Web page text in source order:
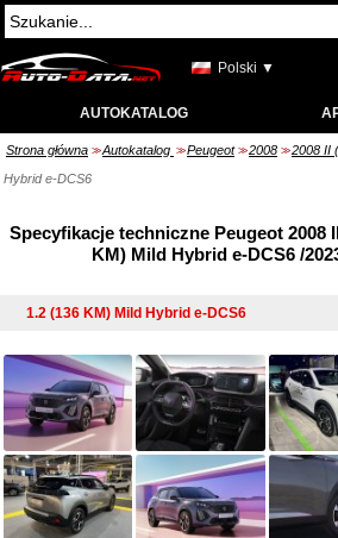
Polski ▼
AUTOKATALOG
Strona główna >> Autokatalog >> Peugeot >> 2008 >> 2008 II
Hybrid e-DCS6
Specyfikacje techniczne Peugeot 2008
KM) Mild Hybrid e-DCS6 /